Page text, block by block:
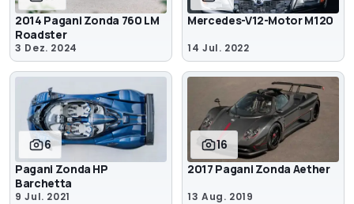
2014 Pagani Zonda 760 LM
Roadster
3 Dez. 2024
Mercedes-V12-Motor M120
14 Jul. 2022
6
Pagani Zonda HP
Barchetta
9 Jul. 2021
16
2017 Pagani Zonda Aether
13 Aug. 2019